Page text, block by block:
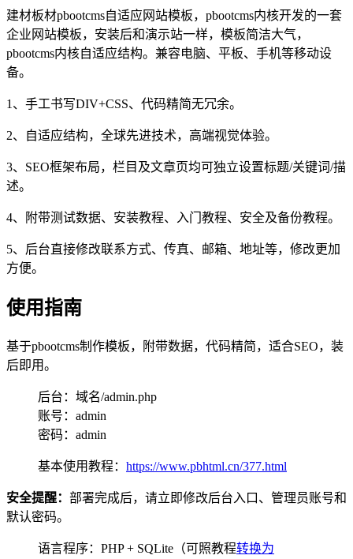
建材板材pbootcms自适应网站模板，pbootcms内核开发的一套
企业网站模板，安装后和演示站一样，模板简洁大气，
pbootcms内核自适应结构。兼容电脑、平板、手机等移动设
备。
1、手工书写DIV+CSS、代码精简无冗余。
2、自适应结构，全球先进技术，高端视觉体验。
3、SEO框架布局，栏目及文章页均可独立设置标题/关键词/描
述。
4、附带测试数据、安装教程、入门教程、安全及备份教程。
5、后台直接修改联系方式、传真、邮箱、地址等，修改更加
方便。
使用指南
基于pbootcms制作模板，附带数据，代码精简，适合SEO，装
后即用。
后台：域名/admin.php
账号：admin
密码：admin
基本使用教程： https://www.pbhtml.cn/377.html
安全提醒： 部署完成后，请立即修改后台入口、管理员账号和
默认密码。
语言程序：PHP + SQLite（可照教程转换为